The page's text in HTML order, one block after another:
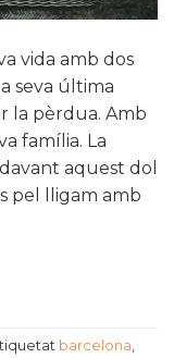
vida amb dos
seva última
la pèrdua. Amb
família. La
aquest dol
pel lligam amb
barcelona,